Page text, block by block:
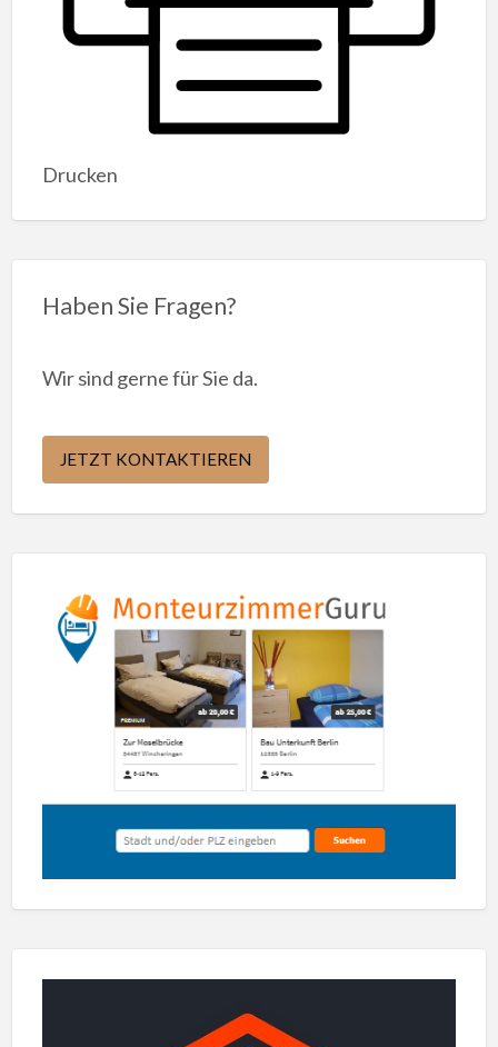
Drucken
Haben Sie Fragen?
Wir sind gerne für Sie da.
JETZT KONTAKTIEREN